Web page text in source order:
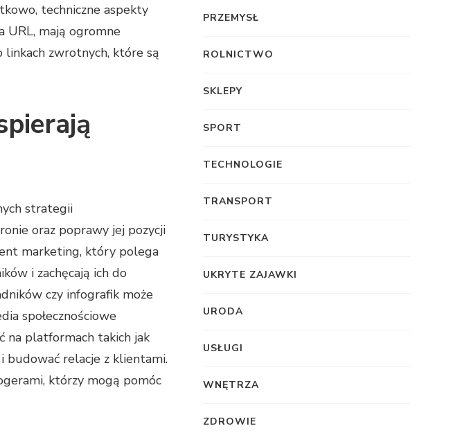
techniczne aspekty
URL, mają ogromne
linkach zwrotnych, które są
strategii
oraz poprawy jej pozycji
marketing, który polega
i zachęcają ich do
czy infografik może
społecznościowe
na platformach takich jak
budować relacje z klientami.
którzy mogą pomóc
PRZEMYSŁ
ROLNICTWO
SKLEPY
SPORT
TECHNOLOGIE
TRANSPORT
TURYSTYKA
UKRYTE ZAJAWKI
URODA
USŁUGI
WNĘTRZA
ZDROWIE